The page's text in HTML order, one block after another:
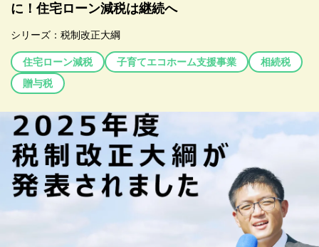
に！住宅ローン減税は継続へ
シリーズ： 税制改正大綱
住宅ローン減税 子育てエコホーム支援事業
相続税
贈与税